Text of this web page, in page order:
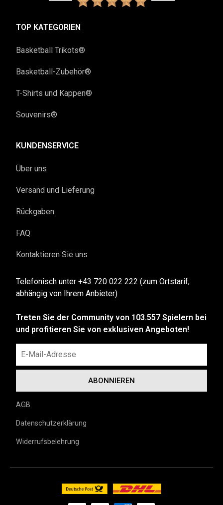
TOP KATEGORIEN
Basketball Trikots®
Basketball-Zubehör®
T-Shirts und Kappen®
Souvenirs®
KUNDENSERVICE
Über uns
Versand und Lieferung
Rückgaben
FAQ
Kontaktieren Sie uns
Treten Sie der Community von 103.557 Spielern bei
und profitieren Sie von exklusiven Angeboten!
Telefonisch unter +43 720 022 222 (zum Ortstarif,
abhängig von Ihrem Anbieter)
AGB
Datenschutzerklärung
Widerrufsbelehrung